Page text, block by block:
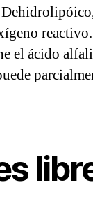
el ácido